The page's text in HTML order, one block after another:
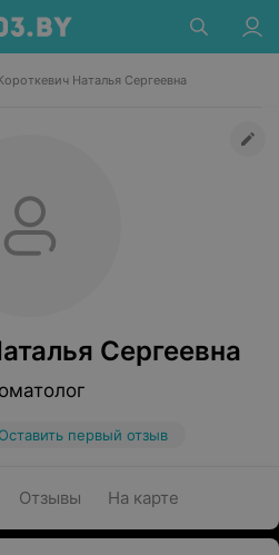
Наталья Сергеевна
Сергеевна
первый отзыв
Отзывы На карте